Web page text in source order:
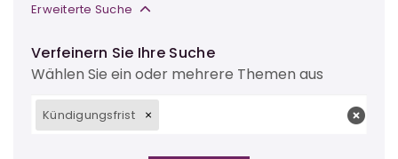
Erweiterte Suche
Verfeinern Sie Ihre Suche
Wählen Sie ein oder mehrere Themen aus
Kündigungsfrist